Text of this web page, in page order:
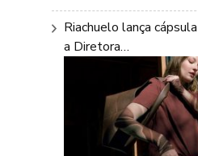
Riachuelo lança
a Diretora…